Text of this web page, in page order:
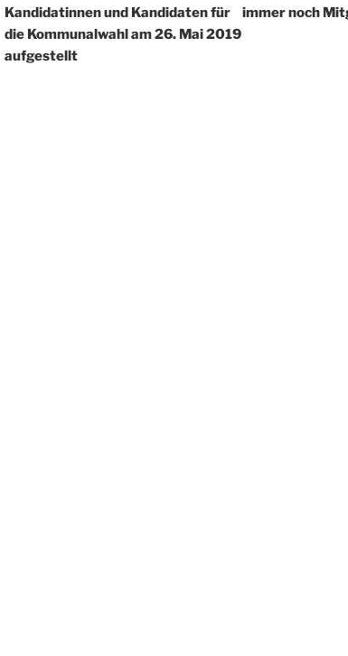
Kandidatinnen und Kandidaten für
die Kommunalwahl am 26. Mai 2019
aufgestellt
immer noch